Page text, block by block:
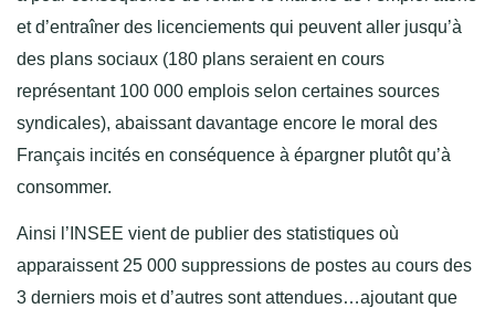
et d’entraîner des licenciements qui peuvent aller jusqu’à
des plans sociaux (180 plans seraient en cours
représentant 100 000 emplois selon certaines sources
syndicales), abaissant davantage encore le moral des
Français incités en conséquence à épargner plutôt qu’à
consommer.
Ainsi l’INSEE vient de publier des statistiques où
apparaissent 25 000 suppressions de postes au cours des
3 derniers mois et d’autres sont attendues…ajoutant que